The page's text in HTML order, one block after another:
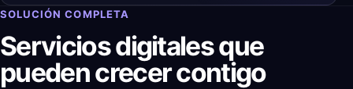
SOLUCIÓN COMPLETA
Servicios digitales que
pueden crecer contigo